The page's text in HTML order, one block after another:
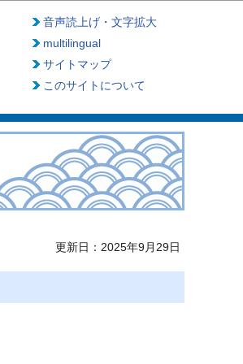
音声読上げ・文字拡大
multilingual
サイトマップ
このサイトについて
更新日：2025年9月29日